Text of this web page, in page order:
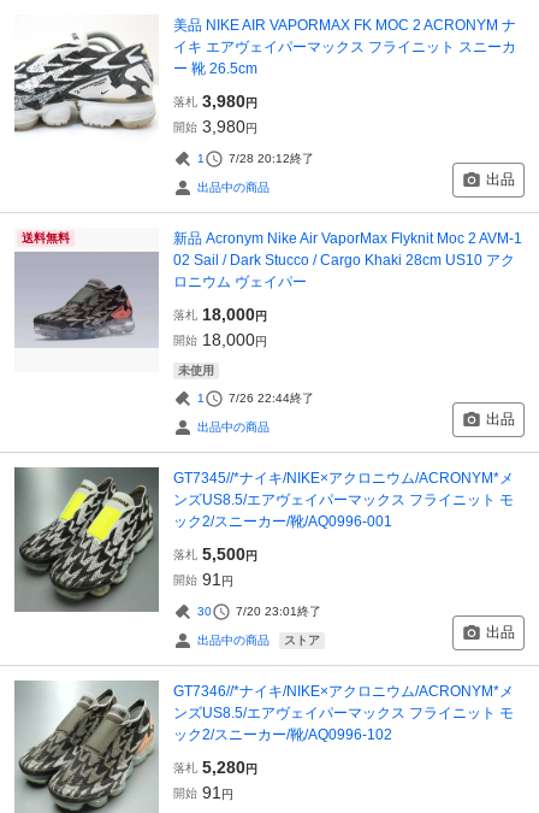
美品 NIKE AIR VAPORMAX FK MOC 2 ACRONYM ナ
イキ エアヴェイパーマックス フライニット スニーカ
ー 靴 26.5cm
落札 3,980円
開始 3,980円
1 7/28 20:12終了
出品中の商品 出品
送料無料
新品 Acronym Nike Air VaporMax Flyknit Moc 2 AVM-1
02 Sail / Dark Stucco / Cargo Khaki 28cm US10 アク
ロニウム ヴェイパー
落札 18,000円
開始 18,000円
未使用
1 7/26 22:44終了
出品中の商品 出品
GT7345//*ナイキ/NIKE×アクロニウム/ACRONYM*メ
ンズUS8.5/エアヴェイパーマックス フライニット モ
ック2/スニーカー/靴/AQ0996-001
落札 5,500円
開始 91 円
30 7/20 23:01終了
出品中の商品 ストア 出品
GT7346//*ナイキ/NIKE×アクロニウム/ACRONYM*メ
ンズUS8.5/エアヴェイパーマックス フライニット モ
ック2/スニーカー/靴/AQ0996-102
落札 5,280円
開始 91 円